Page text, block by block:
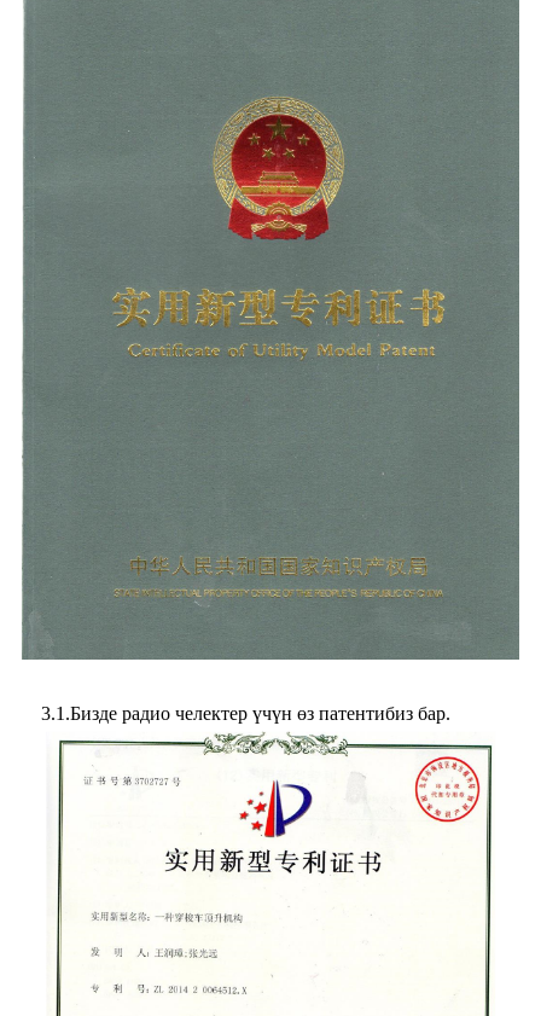
3.1.Бизде радио челектер үчүн өз патентибиз бар.